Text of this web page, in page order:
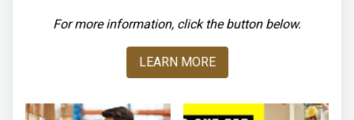
For more information, click the button below.
LEARN MORE